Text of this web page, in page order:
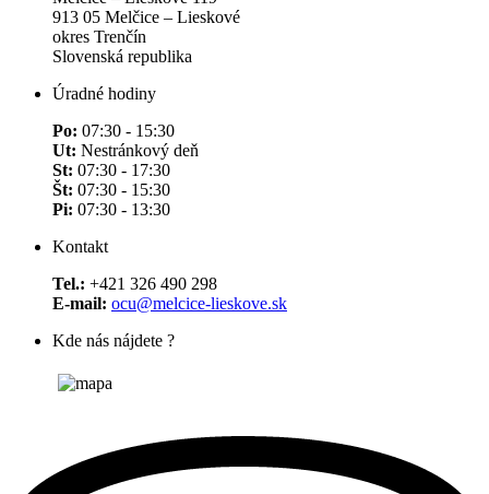
913 05 Melčice – Lieskové
okres Trenčín
Slovenská republika
Úradné hodiny
Po: 07:30 - 15:30
Ut: Nestránkový deň
St: 07:30 - 17:30
Št: 07:30 - 15:30
Pi: 07:30 - 13:30
Kontakt
Tel.: +421 326 490 298
E-mail: ocu@melcice-lieskove.sk
Kde nás nájdete ?